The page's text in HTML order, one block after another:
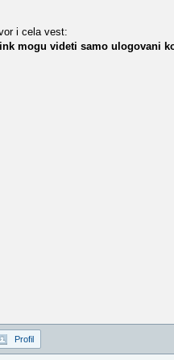
i cela vest:
mogu videti samo ulogovani
Profil